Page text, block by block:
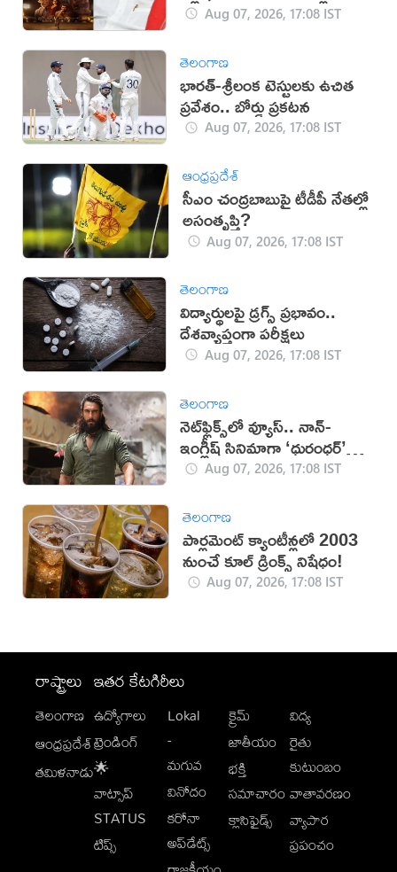
Aug 07, 2026, 17:08 IST
తెలంగాణ
భారత్-శ్రీలంక టెస్టులకు ఉచిత
ప్రవేశం.. బోర్డు ప్రకటన
Aug 07, 2026, 17:08 IST
ఆంధ్రప్రదేశ్
సీఎం చంద్రబాబుపై టీడీపీ నేతల్లో
అసంతృప్తి?
Aug 07, 2026, 17:08 IST
తెలంగాణ
విద్యార్థులపై డ్రగ్స్ ప్రభావం..
దేశవ్యాప్తంగా పరీక్షలు
Aug 07, 2026, 17:08 IST
తెలంగాణ
నెట్‌ఫ్లిక్స్‌లో వ్యూస్.. నాన్-
ఇంగ్లీష్ సినిమాగా ‘ధురంధర్’
రికార్డుAug 07, 2026, 17:08 IST
తెలంగాణ
పార్లమెంట్ క్యాంటీన్లలో 2003
నుంచే కూల్ డ్రింక్స్ నిషేధం!
Aug 07, 2026, 17:08 IST
రాష్ట్రాలు
తెలంగాణ
ఆంధ్రప్రదేశ్
తమిళనాడు
ఇతర కేటగిరీలు
ఉద్యోగాలు
ట్రెండింగ్
🌟
వాట్సాప్
STATUS
టిప్స్
Lokal
-
మగువ
వినోదం
కరోనా
అప్‌డేట్స్
క్రైమ్
జాతీయం
భక్తి
సమాచారం
క్లాసిఫైడ్స్
విద్య
రైతు
కుటుంబం
వాతావరణం
వ్యాపార
ప్రపంచం